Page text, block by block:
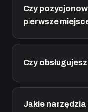
Czy
pierwsze
Czy
Jakie narzędzia